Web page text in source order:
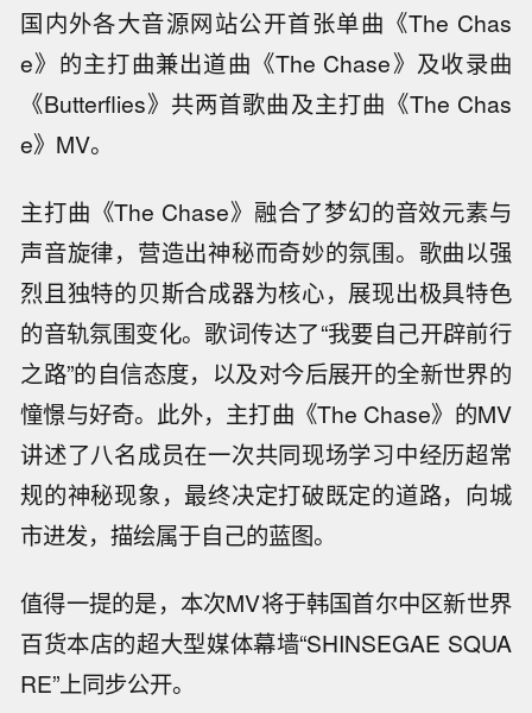
国内外各大音源网站公开首张单曲《The Chas
e》的主打曲兼出道曲《The Chase》及收录曲
《Butterflies》共两首歌曲及主打曲《The Chas
e》MV。
主打曲《The Chase》融合了梦幻的音效元素与
声音旋律，营造出神秘而奇妙的氛围。歌曲以强
烈且独特的贝斯合成器为核心，展现出极具特色
的音轨氛围变化。歌词传达了“我要自己开辟前行
之路”的自信态度，以及对今后展开的全新世界的
憧憬与好奇。此外，主打曲《The Chase》的MV
讲述了八名成员在一次共同现场学习中经历超常
规的神秘现象，最终决定打破既定的道路，向城
市进发，描绘属于自己的蓝图。
值得一提的是，本次MV将于韩国首尔中区新世界
百货本店的超大型媒体幕墙“SHINSEGAE SQUA
RE”上同步公开。